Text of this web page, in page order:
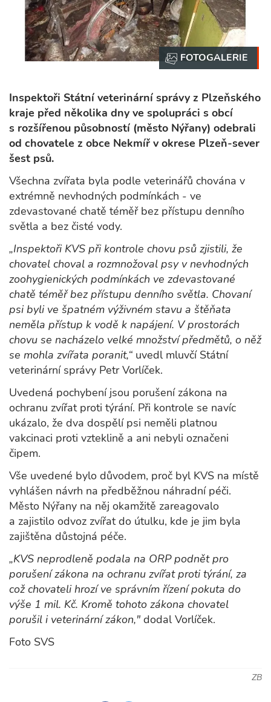
Inspektoři Státní veterinární správy z Plzeňského
kraje před několika dny ve spolupráci s obcí
s rozšířenou působností (město Nýřany) odebrali
od chovatele z obce Nekmíř v okrese Plzeň-sever
šest psů.
Všechna zvířata byla podle veterinářů chována v
extrémně nevhodných podmínkách - ve
zdevastované chatě téměř bez přístupu denního
světla a bez čisté vody.
„Inspektoři KVS při kontrole chovu psů zjistili, že
chovatel choval a rozmnožoval psy v nevhodných
zoohygienických podmínkách ve zdevastované
chatě téměř bez přístupu denního světla. Chovaní
psi byli ve špatném výživném stavu a štěňata
neměla přístup k vodě k napájení. V prostorách
chovu se nacházelo velké množství předmětů, o něž
se mohla zvířata poranit,“ uvedl mluvčí Státní
veterinární správy Petr Vorlíček.
Uvedená pochybení jsou porušení zákona na
ochranu zvířat proti týrání. Při kontrole se navíc
ukázalo, že dva dospělí psi neměli platnou
vakcinaci proti vzteklině a ani nebyli označeni
čipem.
Vše uvedené bylo důvodem, proč byl KVS na místě
vyhlášen návrh na předběžnou náhradní péči.
Město Nýřany na něj okamžitě zareagovalo
a zajistilo odvoz zvířat do útulku, kde je jim byla
zajištěna důstojná péče.
„KVS neprodleně podala na ORP podnět pro
porušení zákona na ochranu zvířat proti týrání, za
což chovateli hrozí ve správním řízení pokuta do
výše 1 mil. Kč. Kromě tohoto zákona chovatel
porušil i veterinární zákon," dodal Vorlíček.
Foto SVS
ZB